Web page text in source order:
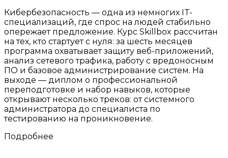
Кибербезопасность — одна из немногих IT-
специализаций, где спрос на людей стабильно
опережает предложение. Курс Skillbox рассчитан
на тех, кто стартует с нуля: за шесть месяцев
программа охватывает защиту веб-приложений,
анализ сетевого трафика, работу с вредоносным
ПО и базовое администрирование систем. На
выходе — диплом о профессиональной
переподготовке и набор навыков, которые
открывают несколько треков: от системного
администратора до специалиста по
тестированию на проникновение.
Подробнее